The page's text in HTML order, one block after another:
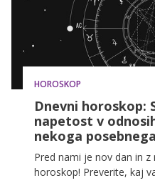
HOROSKOP
Dnevni horoskop:
napetost v
nekoga posebnega
Pred nami je nov dan in
horoskop! Preverite, kaj